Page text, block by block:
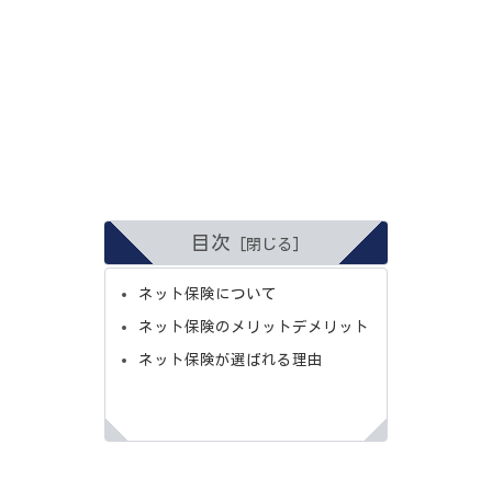
目次
ネット保険について
ネット保険のメリットデメリット
ネット保険が選ばれる理由